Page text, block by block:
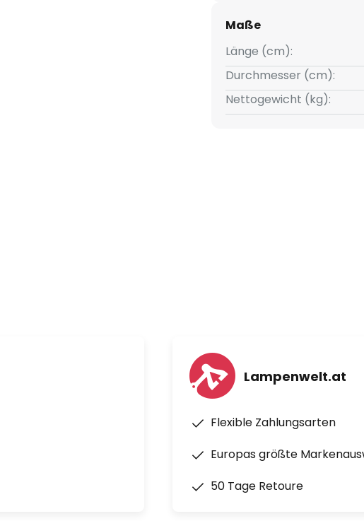
Maße
Länge (cm):
Durchmesser (cm):
Nettogewicht (kg):
Lampenwelt.at
Flexible Zahlungsarten
Europas größte
50 Tage Retoure